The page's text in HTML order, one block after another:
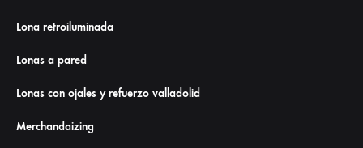
Lona retroiluminada
Lonas a pared
Lonas con ojales y refuerzo valladolid
Merchandaizing